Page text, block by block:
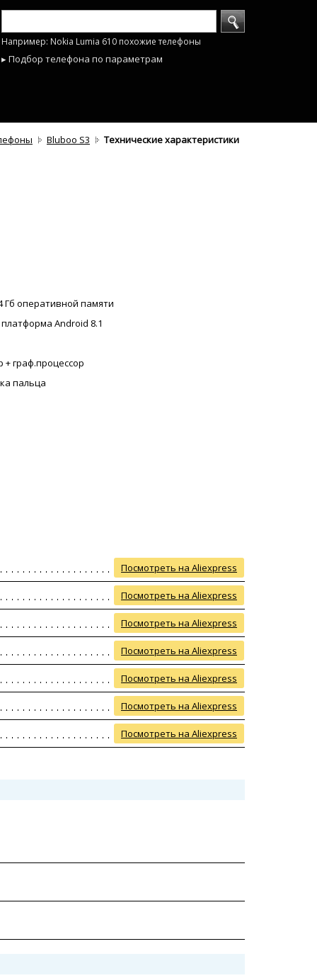
Например: Nokia Lumia 610 похожие телефоны
▸ Подбор телефона по параметрам
Bluboo S3 Технические характеристики
Гб оперативной памяти
Android 8.1
+ граф.процессор
пальца
Посмотреть на Aliexpress
Посмотреть на Aliexpress
Посмотреть на Aliexpress
Посмотреть на Aliexpress
Посмотреть на Aliexpress
Посмотреть на Aliexpress
Посмотреть на Aliexpress